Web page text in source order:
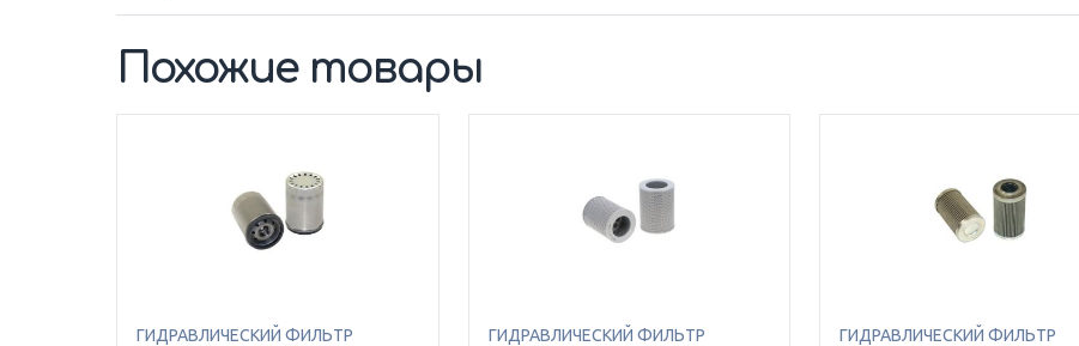
Похожие товары
ГИДРАВЛИЧЕСКИЙ ФИЛЬТР ГИДРАВЛИЧЕСКИЙ ФИЛЬТР ГИДРАВЛИЧЕСКИЙ ФИЛЬТР